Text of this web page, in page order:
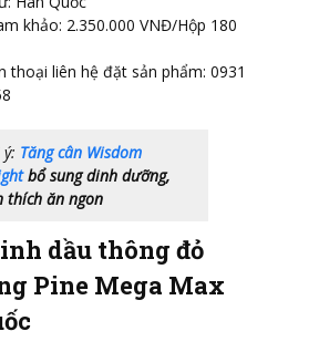
khảo: 2.350.000 VNĐ/Hộp 180
thoại liên hệ đặt sản phẩm: 0931
Tăng cân Wisdom
bổ sung dinh dưỡng,
thích ăn ngon
dầu thông đỏ
Pine Mega Max